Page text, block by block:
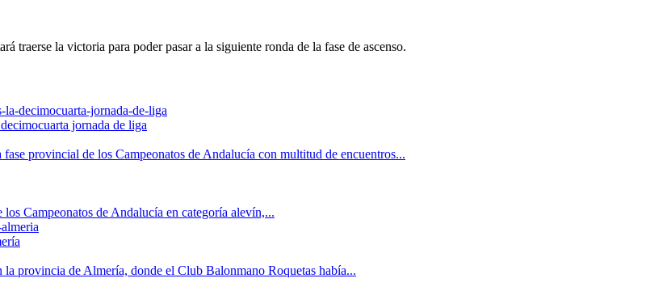
traerse la victoria para poder pasar a la siguiente ronda de la fase de ascenso.
jornada de liga
provincial de los Campeonatos de Andalucía con multitud de encuentros...
Campeonatos de Andalucía en categoría alevín,...
la provincia de Almería, donde el Club Balonmano Roquetas había...